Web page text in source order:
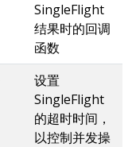
SingleFlight
结果时的回调
函数
设置
SingleFlight
的超时时间，
以控制并发操